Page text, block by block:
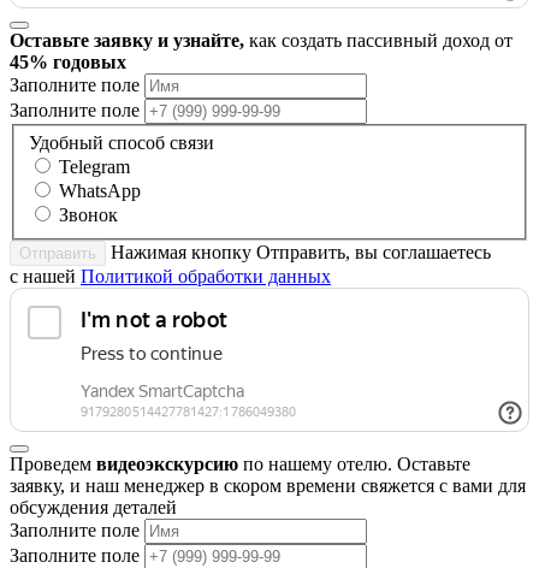
Оставьте заявку и узнайте, как создать пассивный доход от
45% годовых
Заполните поле
Заполните поле
Удобный способ связи
Telegram
WhatsApp
Звонок
Отправить
Нажимая кнопку Отправить, вы соглашаетесь
с нашей Политикой обработки данных
Проведем видеоэкскурсию по нашему отелю. Оставьте
заявку, и наш менеджер в скором времени свяжется с вами для
обсуждения деталей
Заполните поле
Заполните поле